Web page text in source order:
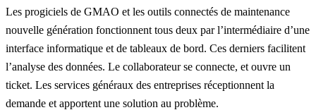
Les progiciels de GMAO et les outils connectés de maintenance
nouvelle génération fonctionnent tous deux par l’intermédiaire d’une
interface informatique et de tableaux de bord. Ces derniers facilitent
l’analyse des données. Le collaborateur se connecte, et ouvre un
ticket. Les services généraux des entreprises réceptionnent la
demande et apportent une solution au problème.